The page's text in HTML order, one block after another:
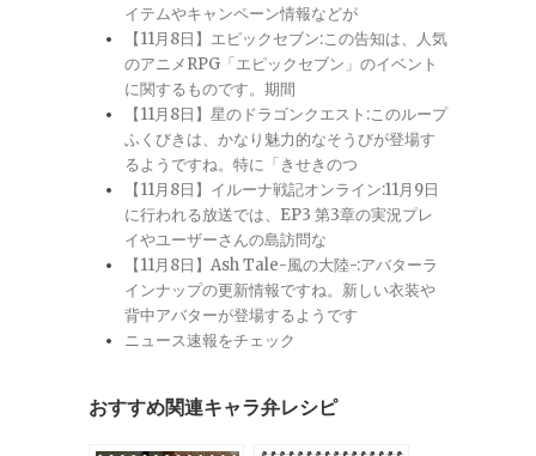
イテムやキャンペーン情報などが
【11月8日】エピックセブン:この告知は、人気
のアニメRPG「エピックセブン」のイベント
に関するものです。期間
【11月8日】星のドラゴンクエスト:このループ
ふくびきは、かなり魅力的なそうびが登場す
るようですね。特に「きせきのつ
【11月8日】イルーナ戦記オンライン:11月9日
に行われる放送では、EP3 第3章の実況プレ
イやユーザーさんの島訪問な
【11月8日】Ash Tale-風の大陸-:アバターラ
インナップの更新情報ですね。新しい衣装や
背中アバターが登場するようです
ニュース速報をチェック
おすすめ関連キャラ弁レシピ